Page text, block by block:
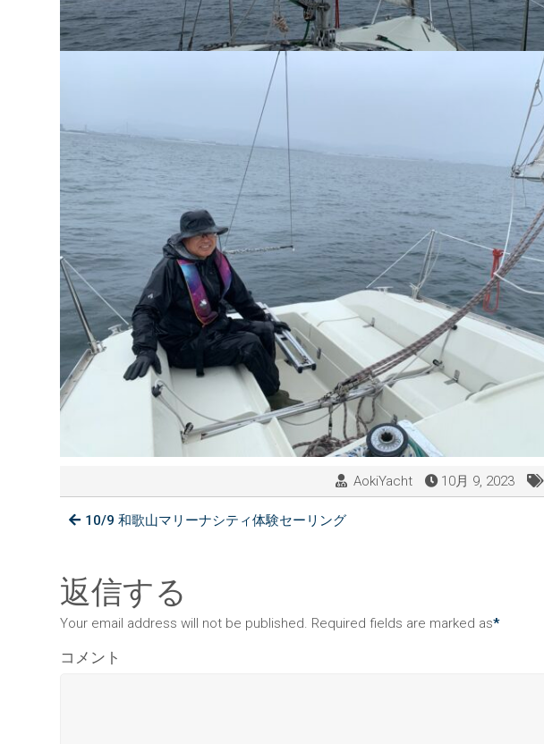
AokiYacht 10月 9, 2023
10/9 和歌山マリーナシティ体験セーリング
返信する
Your email address will not be published. Required fields are marked as*
コメント